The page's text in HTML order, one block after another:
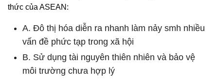
thức của ASEAN:
A. Đô thị hóa diễn ra nhanh làm nảy smh nhiều
vấn đề phức tạp trong xã hội
B. Sử dụng tài nguyên thiên nhiên và bảo vệ
môi trường chưa hợp lý